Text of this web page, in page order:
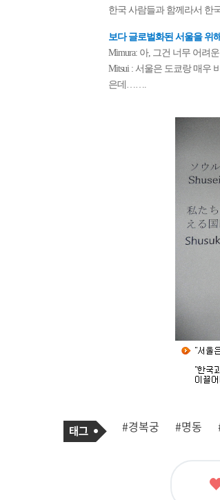
한국 사람들과 함께라서 한
보다 글로벌화된 서울을 위
Mimura: 아, 그건 너무 어려
Mitsui : 서울은 도쿄랑 매우
은데…….
사
태
그
#경복궁 #명동